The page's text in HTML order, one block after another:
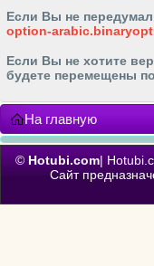
Если Вы не
option-
Если Вы не хотите
будете перемещены
На главную
© Hotubi.com|
Сайт